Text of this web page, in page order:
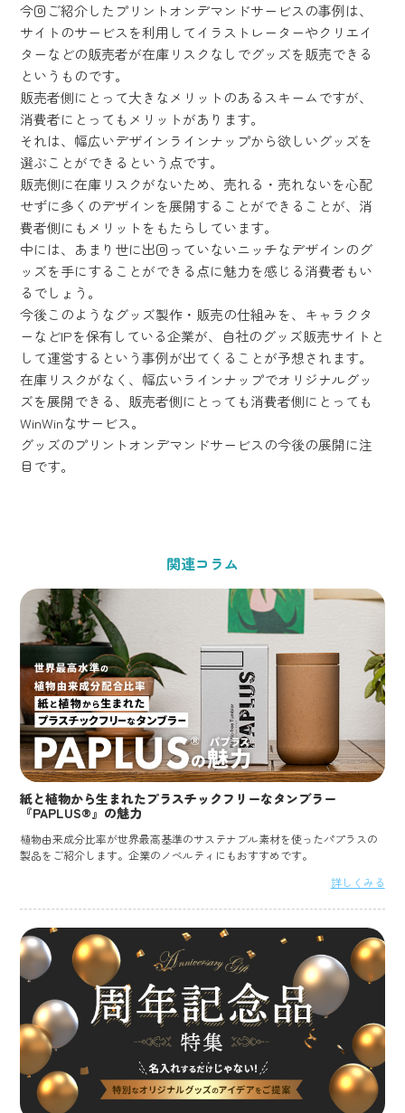
今回ご紹介したプリントオンデマンドサービスの事例は、
サイトのサービスを利用してイラストレーターやクリエイ
ターなどの販売者が在庫リスクなしでグッズを販売できる
というものです。
販売者側にとって大きなメリットのあるスキームですが、
消費者にとってもメリットがあります。
それは、幅広いデザインラインナップから欲しいグッズを
選ぶことができるという点です。
販売側に在庫リスクがないため、売れる・売れないを心配
せずに多くのデザインを展開することができることが、消
費者側にもメリットをもたらしています。
中には、あまり世に出回っていないニッチなデザインのグ
ッズを手にすることができる点に魅力を感じる消費者もい
るでしょう。
今後このようなグッズ製作・販売の仕組みを、キャラクタ
ーなどIPを保有している企業が、自社のグッズ販売サイトと
して運営するという事例が出てくることが予想されます。
在庫リスクがなく、幅広いラインナップでオリジナルグッ
ズを展開できる、販売者側にとっても消費者側にとっても
WinWinなサービス。
グッズのプリントオンデマンドサービスの今後の展開に注
目です。
関連コラム
紙と植物から生まれたプラスチックフリーなタンブラー
『PAPLUS®』の魅力
植物由来成分比率が世界最高基準のサステナブル素材を使ったパプラスの
製品をご紹介します。企業のノベルティにもおすすめです。
詳しくみる